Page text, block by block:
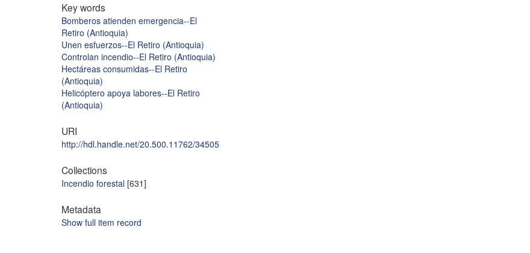
Key words
Bomberos atienden emergencia--El
Retiro (Antioquia)
Unen esfuerzos--El Retiro (Antioquia)
Controlan incendio--El Retiro (Antioquia)
Hectáreas consumidas--El Retiro
(Antioquia)
Helicóptero apoya labores--El Retiro
(Antioquia)
URI
http://hdl.handle.net/20.500.11762/34505
Collections
Incendio forestal [631]
Metadata
Show full item record